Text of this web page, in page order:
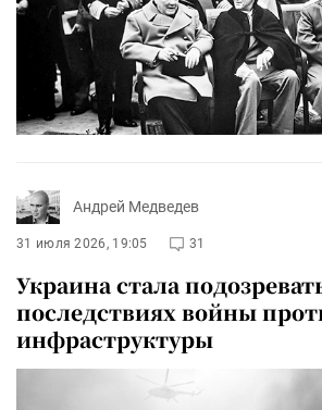
Андрей Медведев
31 июля 2026, 19:05 31
Украина стала
последствиях войны
инфраструктуры